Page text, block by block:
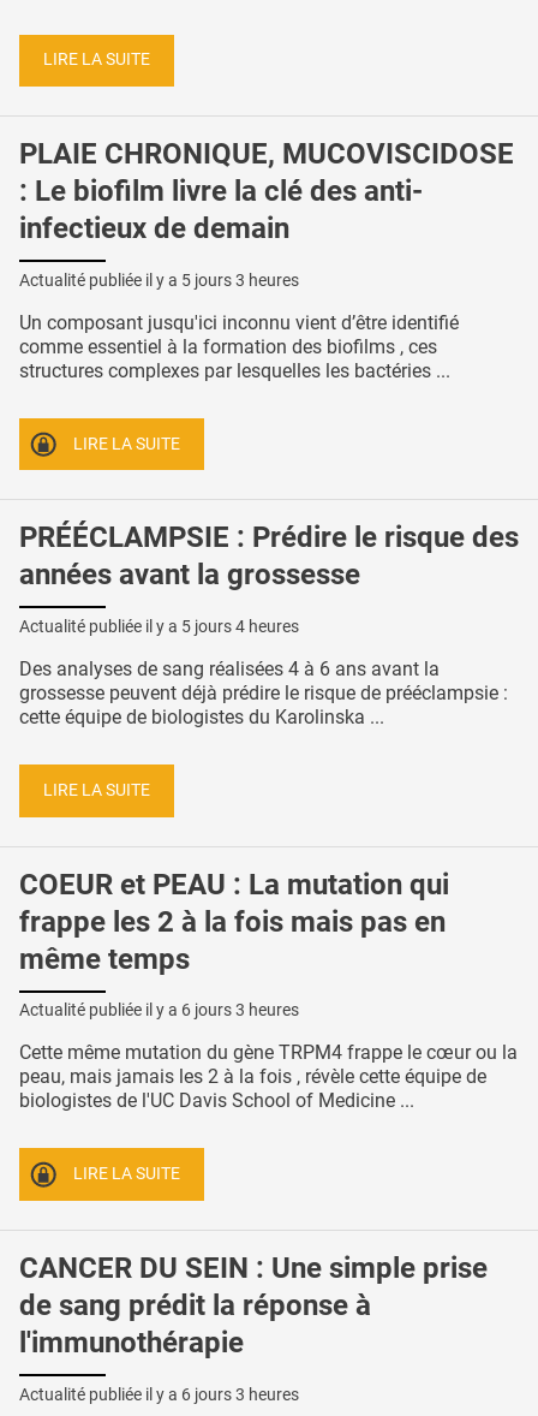
LIRE LA SUITE
PLAIE CHRONIQUE, MUCOVISCIDOSE
: Le biofilm livre la clé des anti-
infectieux de demain
Actualité publiée il y a 5 jours 3 heures
Un composant jusqu'ici inconnu vient d’être identifié
comme essentiel à la formation des biofilms , ces
structures complexes par lesquelles les bactéries ...
LIRE LA SUITE
PRÉÉCLAMPSIE : Prédire le risque des
années avant la grossesse
Actualité publiée il y a 5 jours 4 heures
Des analyses de sang réalisées 4 à 6 ans avant la
grossesse peuvent déjà prédire le risque de prééclampsie :
cette équipe de biologistes du Karolinska ...
LIRE LA SUITE
COEUR et PEAU : La mutation qui
frappe les 2 à la fois mais pas en
même temps
Actualité publiée il y a 6 jours 3 heures
Cette même mutation du gène TRPM4 frappe le cœur ou la
peau, mais jamais les 2 à la fois , révèle cette équipe de
biologistes de l'UC Davis School of Medicine ...
LIRE LA SUITE
CANCER DU SEIN : Une simple prise
de sang prédit la réponse à
l'immunothérapie
Actualité publiée il y a 6 jours 3 heures